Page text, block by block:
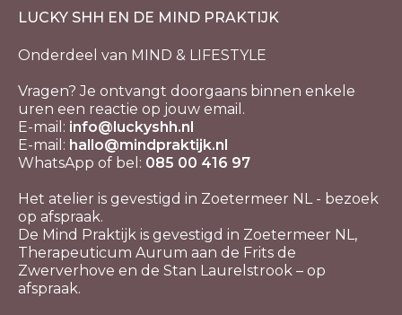
LUCKY SHH EN DE MIND PRAKTIJK
Onderdeel van MIND & LIFESTYLE
Vragen? Je ontvangt doorgaans binnen enkele
uren een reactie op jouw email.
E-mail: info@luckyshh.nl
E-mail: hallo@mindpraktijk.nl
WhatsApp of bel: 085 00 416 97
Het atelier is gevestigd in Zoetermeer NL - bezoek
op afspraak.
De Mind Praktijk is gevestigd in Zoetermeer NL,
Therapeuticum Aurum aan de Frits de
Zwerverhove en de Stan Laurelstrook – op
afspraak.